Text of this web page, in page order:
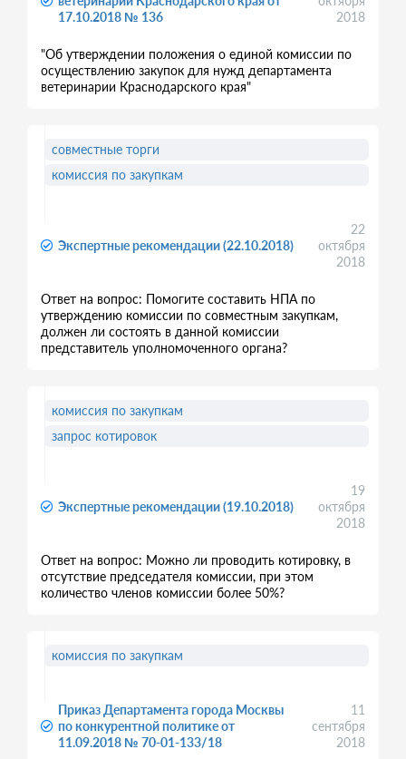
17.10.2018 № 136
2018
"Об утверждении положения о единой комиссии по
осуществлению закупок для нужд департамента
ветеринарии Краснодарского края"
Экспертные рекомендации (22.10.2018)
22
октября
2018
Ответ на вопрос: Помогите составить НПА по
утверждению комиссии по совместным закупкам,
должен ли состоять в данной комиссии
представитель уполномоченного органа?
совместные торги
комиссия по закупкам
Экспертные рекомендации (19.10.2018)
19
октября
2018
Ответ на вопрос: Можно ли проводить котировку, в
отсутствие председателя комиссии, при этом
количество членов комиссии более 50%?
комиссия по закупкам
запрос котировок
Приказ Департамента города Москвы
по конкурентной политике от
11.09.2018 № 70-01-133/18
11
сентября
2018
комиссия по закупкам